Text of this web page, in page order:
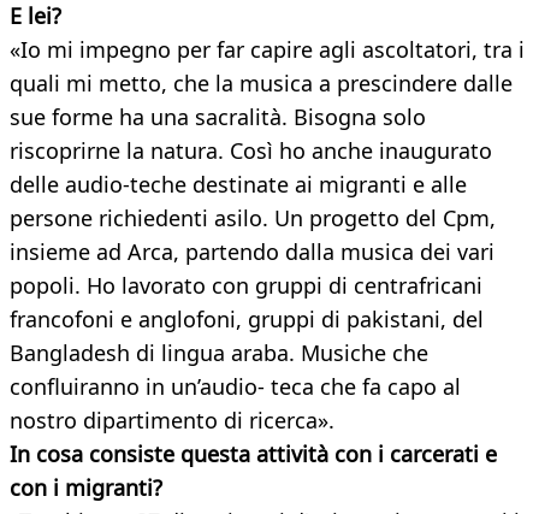
E lei?
«Io mi impegno per far capire agli ascoltatori, tra i
quali mi metto, che la musica a prescindere dalle
sue forme ha una sacralità. Bisogna solo
riscoprirne la natura. Così ho anche inaugurato
delle audio-teche destinate ai migranti e alle
persone richiedenti asilo. Un progetto del Cpm,
insieme ad Arca, partendo dalla musica dei vari
popoli. Ho lavorato con gruppi di centrafricani
francofoni e anglofoni, gruppi di pakistani, del
Bangladesh di lingua araba. Musiche che
confluiranno in un’audio- teca che fa capo al
nostro dipartimento di ricerca».
In cosa consiste questa attività con i carcerati e
con i migranti?